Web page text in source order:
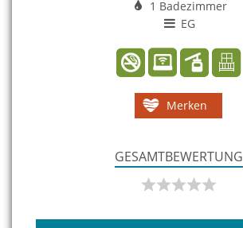
1 Badezimmer
EG
Merken
GESAMTBEWERTUNG